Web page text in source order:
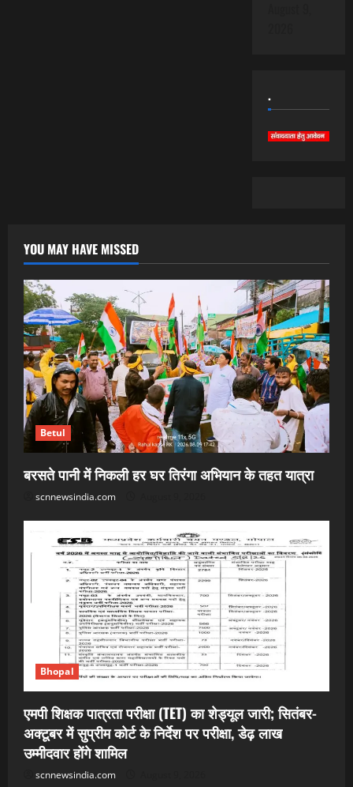
.
YOU MAY HAVE MISSED
Betul
बरसते पानी में निकली हर घर तिरंगा अभियान के तहत यात्रा
scnnewsindia.com
Bhopal
एमपी शिक्षक पात्रता परीक्षा (TET) का शेड्यूल जारी; सितंबर-
अक्टूबर में सुप्रीम कोर्ट के निर्देश पर परीक्षा, डेढ़ लाख
उम्मीदवार होंगे शामिल
scnnewsindia.com